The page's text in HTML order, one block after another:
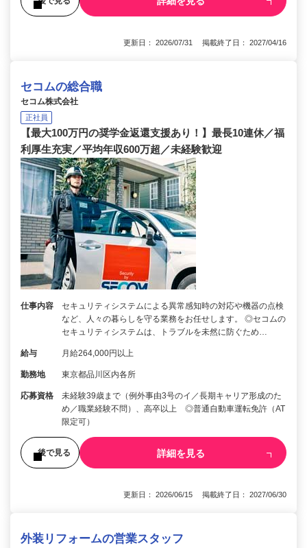
更新日： 2026/07/31 掲載終了日： 2027/04/16
セコムの総合職
セコム株式会社
正社員
【最大100万円の奨学金返還支援あり！】最長10連休／福
利厚生充実／平均年収600万超／未経験歓迎
仕事内容
セキュリティシステムによる異常感知時の対応や機器の点検
など、人々の暮らしを守る業務をお任せします。 ◎セコムの
セキュリティシステムは、トラブルを未然に防ぐため…
給与 月給264,000円以上
勤務地 東京都品川区内各所
応募資格
未経験39歳まで（例外事由3号のイ／長期キャリア形成のた
め／職業経験不問）、高卒以上 ◎普通自動車運転免許（AT
限定可）
後で見る 詳細を見る
更新日： 2026/06/15 掲載終了日： 2027/06/30
外装リフォームの営業スタッフ